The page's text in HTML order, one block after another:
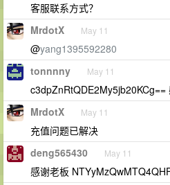
客服联系方式？
MrdotX May 11
@yang1395592280
tonnnny May 11
c3dpZnRtQDE2My5jb20KCg==
MrdotX May 11
充值问题已解决
deng565430 May 11
感谢老板